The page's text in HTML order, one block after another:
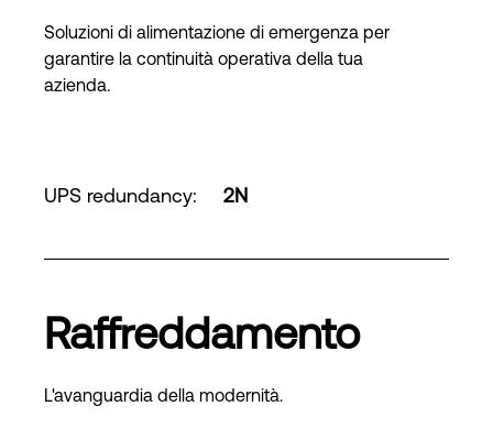
Soluzioni di alimentazione di emergenza per
garantire la continuità operativa della tua
azienda.
UPS redundancy: 2N
Raffreddamento
L'avanguardia della modernità.